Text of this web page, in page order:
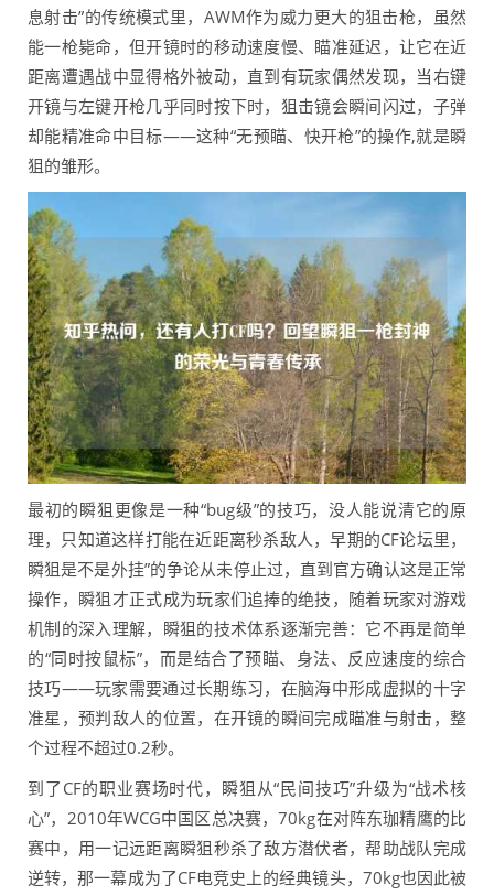
息射击”的传统模式里，AWM作为威力更大的狙击枪，虽然
能一枪毙命，但开镜时的移动速度慢、瞄准延迟，让它在近
距离遭遇战中显得格外被动，直到有玩家偶然发现，当右键
开镜与左键开枪几乎同时按下时，狙击镜会瞬间闪过，子弹
却能精准命中目标——这种“无预瞄、快开枪”的操作,就是瞬
狙的雏形。
最初的瞬狙更像是一种“bug级”的技巧，没人能说清它的原
理，只知道这样打能在近距离秒杀敌人，早期的CF论坛里，
瞬狙是不是外挂”的争论从未停止过，直到官方确认这是正常
操作，瞬狙才正式成为玩家们追捧的绝技，随着玩家对游戏
机制的深入理解，瞬狙的技术体系逐渐完善：它不再是简单
的“同时按鼠标”，而是结合了预瞄、身法、反应速度的综合
技巧——玩家需要通过长期练习，在脑海中形成虚拟的十字
准星，预判敌人的位置，在开镜的瞬间完成瞄准与射击，整
个过程不超过0.2秒。
到了CF的职业赛场时代，瞬狙从“民间技巧”升级为“战术核
心”，2010年WCG中国区总决赛，70kg在对阵东珈精鹰的比
赛中，用一记远距离瞬狙秒杀了敌方潜伏者，帮助战队完成
逆转，那一幕成为了CF电竞史上的经典镜头，70kg也因此被